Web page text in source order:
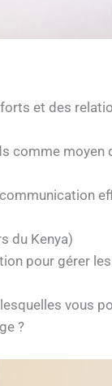
et des
comme moyen
du Kenya)
pour gérer
vous
?